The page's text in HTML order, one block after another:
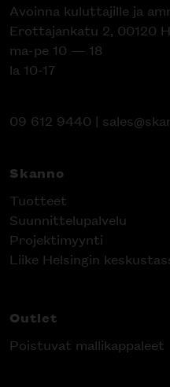
Avoinna kuluttajille ja
Erottajankatu 2, 00120
ma-pe 10 — 18
la 10-17
09 612 9440 |
Skanno
Tuotteet
Suunnittelupalvelu
Projektimyynti
Liike Helsingin
Outlet
Poistuvat mallikappaleet